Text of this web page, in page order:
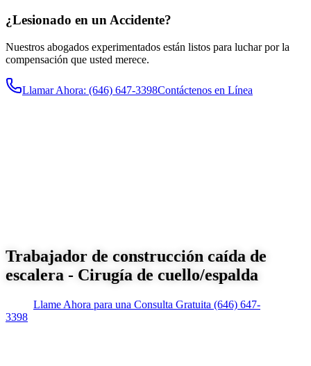
¿Lesionado en un Accidente?
Nuestros abogados experimentados están listos para luchar por la
compensación que usted merece.
Llamar Ahora: (646) 647-3398Contáctenos en Línea
Trabajador de construcción caída de
escalera - Cirugía de cuello/espalda
Llame Ahora para una Consulta Gratuita (646) 647-
3398